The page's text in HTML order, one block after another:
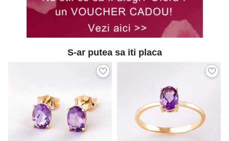
S-ar putea sa iti placa